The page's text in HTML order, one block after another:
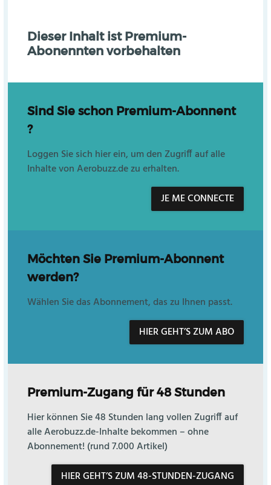
Dieser Inhalt ist Premium-
Abonennten vorbehalten
Sind Sie schon Premium-Abonnent
?
Loggen Sie sich hier ein, um den Zugriff auf alle
Inhalte von Aerobuzz.de zu erhalten.
JE ME CONNECTE
Möchten Sie Premium-Abonnent
werden?
Wählen Sie das Abonnement, das zu Ihnen passt.
HIER GEHT’S ZUM ABO
Premium-Zugang für 48 Stunden
Hier können Sie 48 Stunden lang vollen Zugriff auf
alle Aerobuzz.de-Inhalte bekommen – ohne
Abonnement! (rund 7.000 Artikel)
HIER GEHT’S ZUM 48-STUNDEN-ZUGANG